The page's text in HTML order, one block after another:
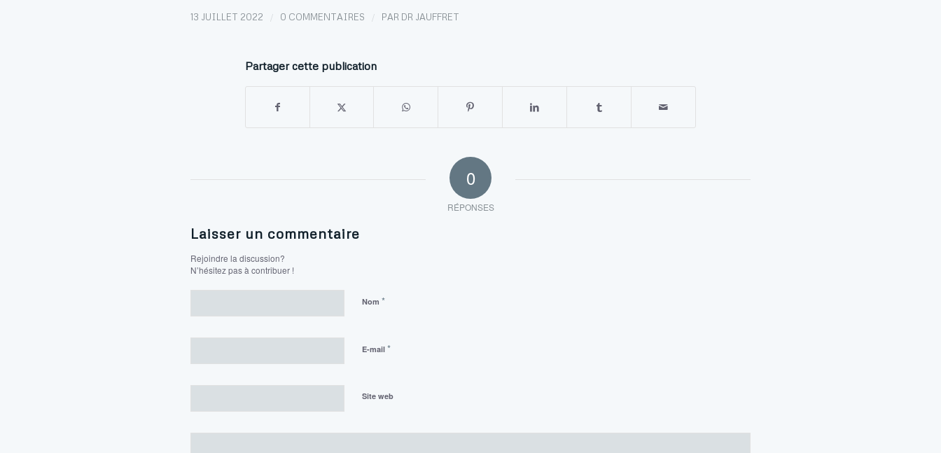
13 JUILLET 2022 / 0 COMMENTAIRES / PAR DR JAUFFRET
Partager cette publication
0
RÉPONSES
Laisser un commentaire
Rejoindre la discussion?
N’hésitez pas à contribuer !
Nom *
E-mail *
Site web